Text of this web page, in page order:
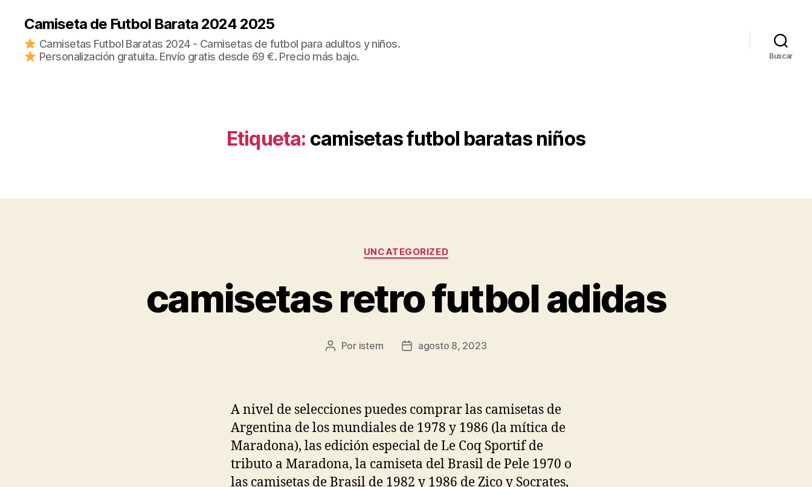
Camiseta de Futbol Barata 2024 2025
Camisetas Futbol Baratas 2024 - Camisetas de futbol para adultos y niños.
Personalización gratuita. Envío gratis desde 69 €. Precio más bajo.
Buscar
Etiqueta: camisetas futbol baratas niños
Categorías
UNCATEGORIZED
camisetas retro futbol adidas
Autor
Por istern
Fechaagosto 8, 2023
A nivel de selecciones puedes comprar las camisetas de
Argentina de los mundiales de 1978 y 1986 (la mítica de
Maradona), las edición especial de Le Coq Sportif de
tributo a Maradona, la camiseta del Brasil de Pele 1970 o
las camisetas de Brasil de 1982 y 1986 de Zico y Socrates,